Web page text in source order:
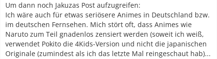
Um dann noch Jakuzas Post aufzugreifen:
Ich wäre auch für etwas seriösere Animes in Deutschland bzw.
im deutschen Fernsehen. Mich stört oft, dass Animes wie
Naruto zum Teil gnadenlos zensiert werden (soweit ich weiß,
verwendet Pokito die 4Kids-Version und nicht die japanischen
Originale (zumindest als ich das letzte Mal reingeschaut hab)...